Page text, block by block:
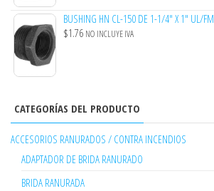
BUSHING HN CL-150 DE 1-1/4" X 1" UL/FM
$1.76 NO INCLUYE IVA
CATEGORÍAS DEL PRODUCTO
ACCESORIOS RANURADOS / CONTRA INCENDIOS
ADAPTADOR DE BRIDA RANURADO
BRIDA RANURADA